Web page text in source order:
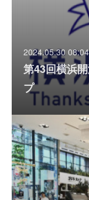
2024.05.30 08:04
第43回横浜
プ